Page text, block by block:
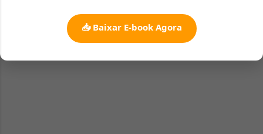
📥 Baixar E-book Agora